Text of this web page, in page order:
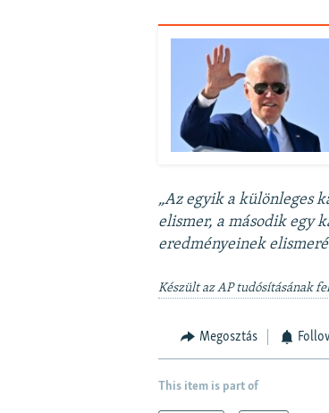
„Az egyik a különleges
elismer, a második egy
eredményeinek
Készült az AP tudósításának
Megosztás
This item is part of